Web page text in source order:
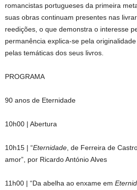
romancistas portugueses da primeira
suas obras continuam presentes nas
reedições, o que demonstra o interesse
permanência explica-se pela
pelas temáticas dos seus livros.
PROGRAMA
90 anos de Eternidade
10h00 | Abertura
10h15 | “Eternidade , de Ferreira de
amor”, por Ricardo António Alves
11h00 | “Da abelha ao enxame em